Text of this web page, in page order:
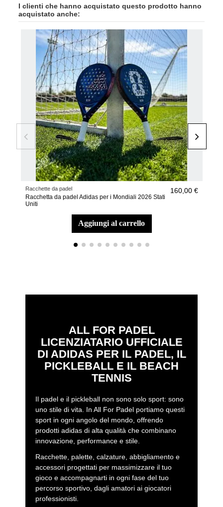
I clienti che hanno acquistato questo prodotto hanno
acquistato anche:
Racchette da padel
Racchetta da padel Adidas per i Mondiali 2026 Stati
Uniti
160,00 €
aggiungi al carrello
ALL FOR PADEL
LICENZIATARIO UFFICIALE
DI ADIDAS PER IL PADEL, IL
PICKLEBALL E IL BEACH
TENNIS
Il padel e il pickleball non sono solo sport: sono
uno stile di vita. In All For Padel portiamo questi
sport in ogni angolo del mondo, offrendo
prodotti adidas di alta qualità che combinano
innovazione, performance e stile.
Racchette, palette, calzature, abbigliamento e
accessori progettati per massimizzare il tuo
gioco e accompagnarti in ogni fase del tuo
percorso sportivo, dagli amatori ai giocatori
professionisti.